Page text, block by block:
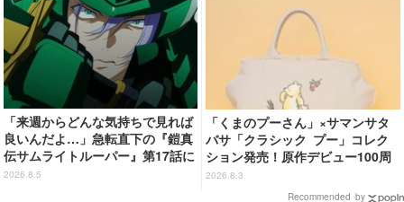
「来週からどんな気持ちで見れば
良いんだよ…」急転直下の『鎧真
伝サムライトルーパー』第17話に
感情の追いつかない視聴者が続
2026.8.5
「くまのプーさん」×サマンサタ
バサ「クラシック プー」コレク
ション発売！原作デビュー100周
年記念でハンドバッグや財布など
2026.8.3
Recommended by